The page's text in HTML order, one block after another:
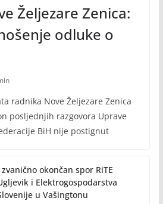
Željezare Zenica:
odluke o
radnika Nove Željezare Zenica
posljednjih razgovora Uprave
BiH nije postignut
zvanično okončan spor RiTE
i Elektrogospodarstva
u Vašingtonu